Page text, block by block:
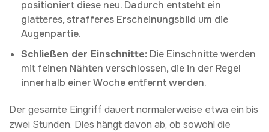
positioniert diese neu. Dadurch entsteht ein
glatteres, strafferes Erscheinungsbild um die
Augenpartie.
Schließen der Einschnitte: Die Einschnitte werden
mit feinen Nähten verschlossen, die in der Regel
innerhalb einer Woche entfernt werden.
Der gesamte Eingriff dauert normalerweise etwa ein bis
zwei Stunden. Dies hängt davon ab, ob sowohl die